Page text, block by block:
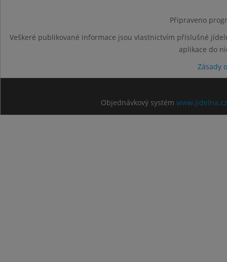
Připraveno
Veškeré publikované informace jsou vlastnictvím příslušné
aplikace do
Zásady
Objednávkový systém www.jidelna.cz